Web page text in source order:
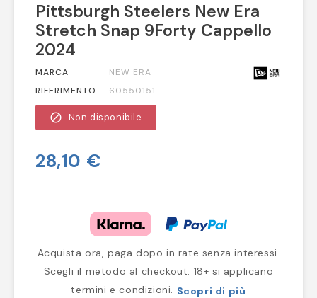
Pittsburgh Steelers New Era
Stretch Snap 9Forty Cappello
2024
MARCA
NEW ERA
RIFERIMENTO
60550151
block Non disponibile
28,10 €
Acquista ora, paga dopo in rate senza interessi.
Scegli il metodo al checkout. 18+ si applicano
termini e condizioni. Scopri di più